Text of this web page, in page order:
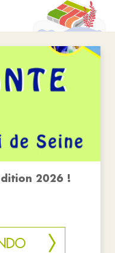
2026 !